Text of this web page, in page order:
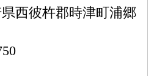
西彼杵郡時津町浦郷